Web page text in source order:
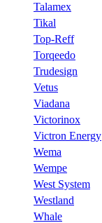
Talamex
Tikal
Top-Reff
Torqeedo
Trudesign
Vetus
Viadana
Victorinox
Victron Energy
Wema
Wempe
West System
Westland
Whale